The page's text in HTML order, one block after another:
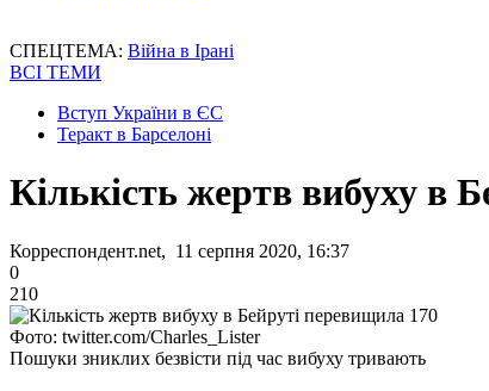
СПЕЦТЕМА: Війна в Ірані
ВСІ ТЕМИ
Вступ України в ЄС
Теракт в Барселоні
Кількість жертв вибуху в
Корреспондент.net, 11 серпня 2020, 16:37
0
210
Фото: twitter.com/Charles_Lister
Пошуки зниклих безвісти під час вибуху тривають